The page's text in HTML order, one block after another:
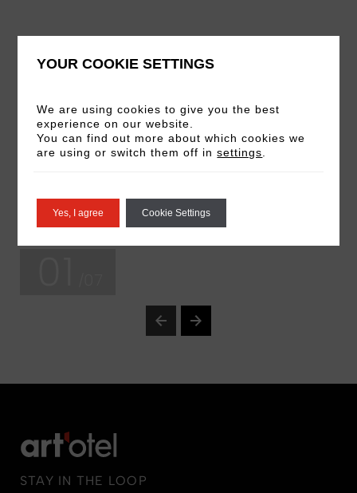
STAY IN THE LOOP
YOUR COOKIE SETTINGS
We are using cookies to give you the best
experience on our website.
You can find out more about which cookies we
are using or switch them off insettings
Yes, I agree Cookie Settings